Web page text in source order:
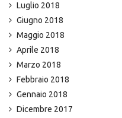
Luglio 2018
Giugno 2018
Maggio 2018
Aprile 2018
Marzo 2018
Febbraio 2018
Gennaio 2018
Dicembre 2017